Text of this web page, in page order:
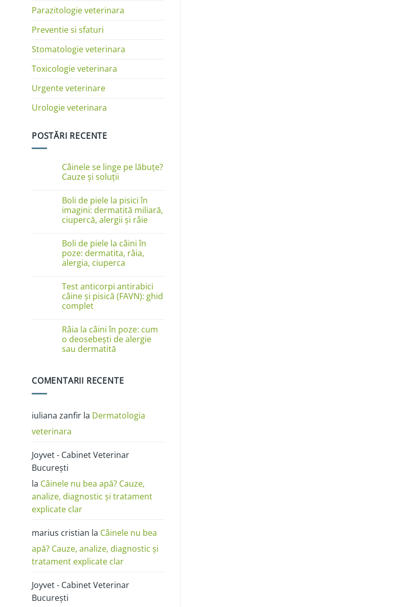
Parazitologie veterinara
Preventie si sfaturi
Stomatologie veterinara
Toxicologie veterinara
Urgente veterinare
Urologie veterinara
POSTĂRI RECENTE
Câinele se linge pe lăbuțe?
Cauze și soluții
comentariu
la
Câinele
se
linge
Cauze
și
soluții
Boli de piele la pisici în
imagini: dermatită miliară,
ciupercă, alergii și râie
comentariu
la
Boli
de
piele
în
imagini:
dermatită
miliară,
ciupercă,
și
râie
Boli de piele la câini în
poze: dermatita, râia,
alergia, ciuperca
la
Boli
de
piele
în
poze:
dermatita,
râia,
alergia,
Test anticorpi antirabici
câine și pisică (FAVN): ghid
complet
comentariu
la
Test
anticorpi
antirabici
(FAVN):
ghid
Râia la câini în poze: cum
o deosebești de alergie
sau dermatită
Râia
cum
o
de
dermatită
COMENTARII RECENTE
iuliana zanfir la Dermatologia
veterinara
Joyvet - Cabinet Veterinar
București
la Câinele nu bea apă? Cauze,
analize, diagnostic și tratament
explicate clar
marius cristian la Câinele nu bea
apă? Cauze, analize, diagnostic și
tratament explicate clar
Joyvet - Cabinet Veterinar
București